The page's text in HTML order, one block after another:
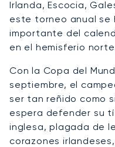
Irlanda, Escocia,
este torneo anual se
importante del
en el hemisferio
Con la Copa del
septiembre, el
ser tan reñido como
espera defender su
inglesa, plagada de
corazones